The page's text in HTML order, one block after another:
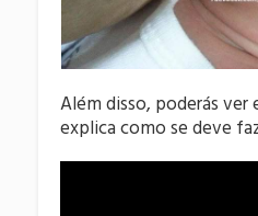
Além disso, poderás ver
explica como se deve